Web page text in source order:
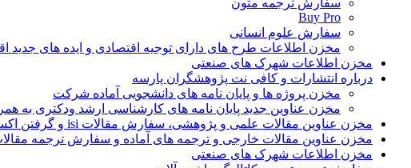
Buy Pro
سفارش علوم انسانی
مخزن اطلاعات طرح های دارای توجیه اقتصادی و ایده های جدید
مخزن اطلاعات شهرک های صنعتی
درباره انتشارات و کافی نت پژوهشگران پارسه
مخزن پروژه ها و پایان نامه های دانشجویی آماده شرکت
مخزن عناوین جدید پایان نامه های کارشناسی ارشد ودکتری به
مخزن عناوین مقالات علمی و پژوهشی، سفارش مقالات isi و گرفتن اکسپت
مخزن عناوین مقالات خارجی و ترجمه های آماده و سفارش ترجمه
مخزن اطلاعات شهرک های صنعتی